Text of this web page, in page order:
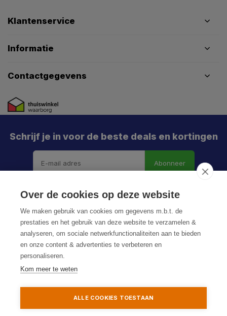
Klantenservice
Informatie
Contactgegevens
Schrijf je in voor de beste deals en kortingen
Abonneer
Privacy Policy
Over de cookies op deze website
We maken gebruik van cookies om gegevens m.b.t. de
prestaties en het gebruik van deze website te verzamelen &
analyseren, om sociale netwerkfunctionaliteiten aan te bieden
en onze content & advertenties te verbeteren en
personaliseren.
Kom meer te weten
ALLE COOKIES TOESTAAN
Meld je aan en mis geen enkele actie, aanbieding
of nieuwe deal meer. Én je krijgt direct €5 korting!
Aanmelden